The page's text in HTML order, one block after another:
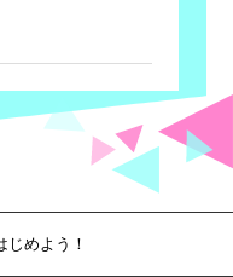
めよう！